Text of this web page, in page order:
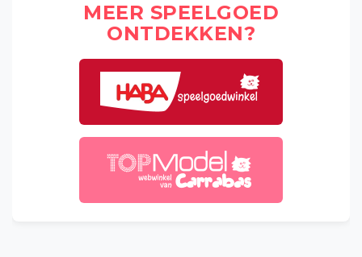
MEER SPEELGOED
ONTDEKKEN?